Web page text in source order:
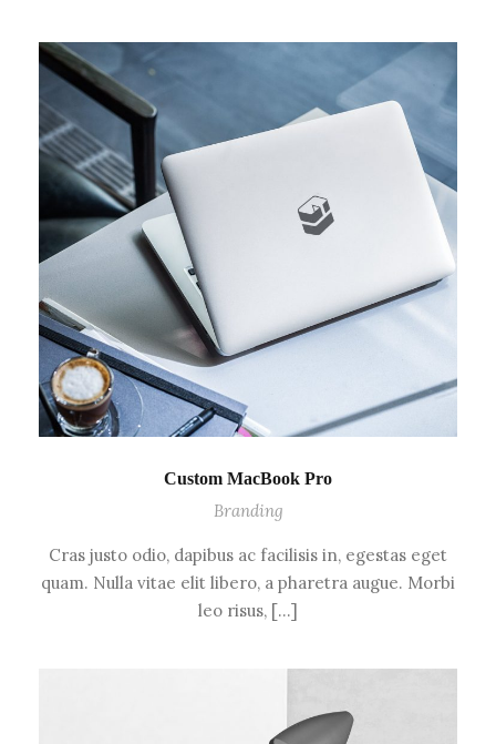
Custom MacBook Pro
Branding
Cras justo odio, dapibus ac facilisis in, egestas eget
quam. Nulla vitae elit libero, a pharetra augue. Morbi
leo risus, […]